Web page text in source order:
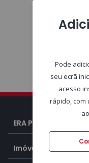
ERA Portugal
Imóveis
Pode
seu ecrã
acesso
rápido, com